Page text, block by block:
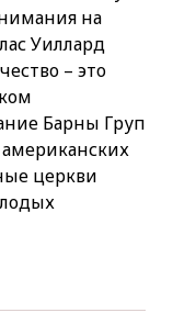
на
Уиллард
– это
Барны Груп
американских
церкви